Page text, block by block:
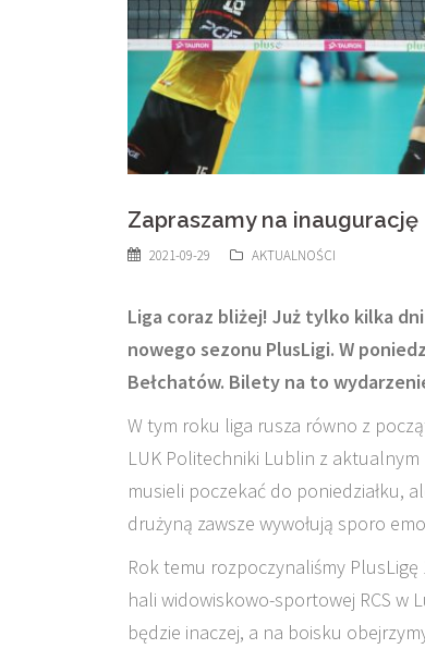
Zapraszamy na inaugurację
2021-09-29 AKTUALNOŚCI
Liga coraz bliżej! Już tylko kilka
nowego sezonu PlusLigi. W
Bełchatów. Bilety na to
W tym roku liga rusza równo z
LUK Politechniki Lublin z
musieli poczekać do poniedziałku,
drużyną zawsze wywołują sporo
Rok temu rozpoczynaliśmy PlusLigę
hali widowiskowo-sportowej RCS w
będzie inaczej, a na boisku